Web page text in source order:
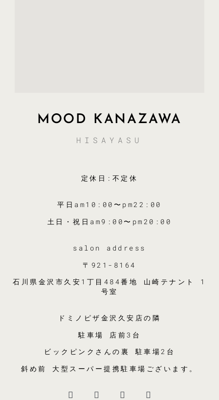
MOOD KANAZAWA
HISAYASU
定休日:不定休
平日am10:00〜pm22:00
土日・祝日am9:00〜pm20:00
salon address
〒921-8164
石川県金沢市久安1丁目484番地 山崎テナント 1
号室
ドミノピザ金沢久安店の隣
駐車場 店前3台
ビックピンクさんの裏 駐車場2台
斜め前 大型スーパー提携駐車場ございます。